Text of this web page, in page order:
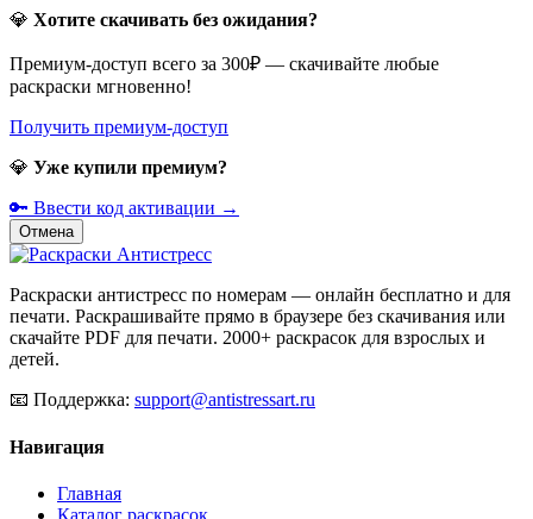
💎 Хотите скачивать без ожидания?
Премиум-доступ всего за 300₽ — скачивайте любые
раскраски мгновенно!
Получить премиум-доступ
💎 Уже купили премиум?
🔑 Ввести код активации →
Отмена
Раскраски антистресс по номерам — онлайн бесплатно и для
печати. Раскрашивайте прямо в браузере без скачивания или
скачайте PDF для печати. 2000+ раскрасок для взрослых и
детей.
📧 Поддержка: support@antistressart.ru
Навигация
Главная
Каталог раскрасок